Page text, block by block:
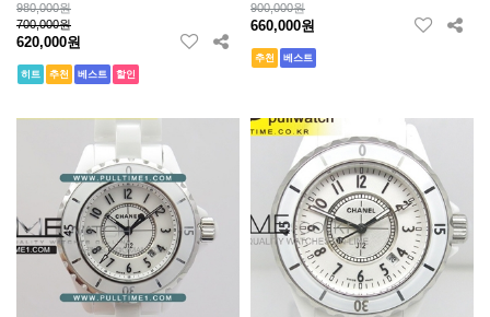
980,000원
700,000원
620,000원
히트 추천 베스트 할인
900,000원
660,000원
추천 베스트